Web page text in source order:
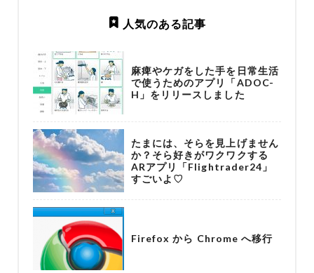
人気のある記事
麻痺やケガをした手を日常生活
で使うためのアプリ「ADOC-
H」をリリースしました
たまには、そらを見上げません
か？そら好きがワクワクする
ARアプリ「Flightrader24」
すごいよ♡
Firefox から Chrome へ移行